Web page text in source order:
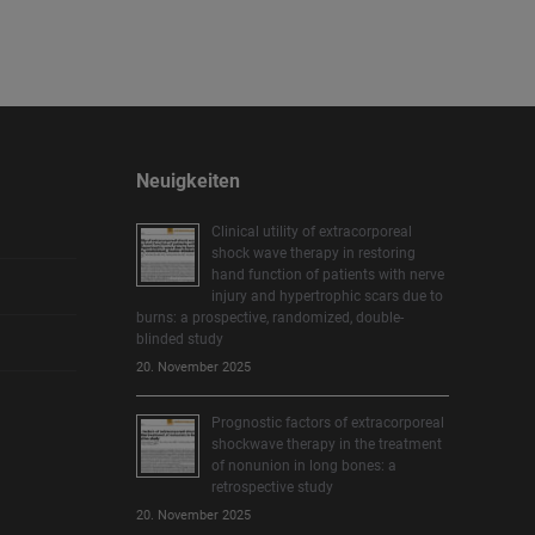
Neuigkeiten
Clinical utility of extracorporeal
shock wave therapy in restoring
hand function of patients with nerve
injury and hypertrophic scars due to
burns: a prospective, randomized, double-
blinded study
20. November 2025
Prognostic factors of extracorporeal
shockwave therapy in the treatment
of nonunion in long bones: a
retrospective study
20. November 2025